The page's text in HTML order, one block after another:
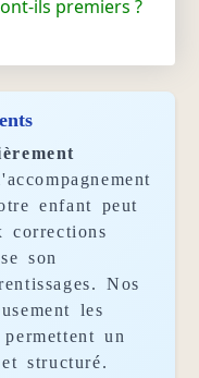
ils premiers ?
enfant peut
corrections
son
Nos
les
un
structuré.